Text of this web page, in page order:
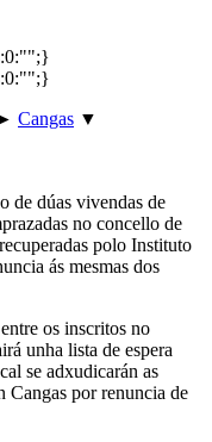
Cangas ▼
de dúas vivendas de
no concello de
polo Instituto
ás mesmas dos
os inscritos no
unha lista de espera
se adxudicarán as
Cangas por renuncia de